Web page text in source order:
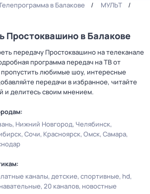
в Балакове
МУЛЬТ
Простоквашино в Балакове
передачу Простоквашино на телеканале
программа передач на ТВ от
любимые шоу, интересные
передачи в избранное, читайте
и делитесь своим мнением.
Нижний Новгород Челябинск
Сочи Красноярск Омск Самара
каналы детские спортивные hd
20 каналов новостные